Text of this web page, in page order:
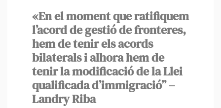
«En el moment que ratifiquem
l’acord de gestió de fronteres,
hem de tenir els acords
bilaterals i alhora hem de
tenir la modificació de la Llei
qualificada d’immigració” –
Landry Riba